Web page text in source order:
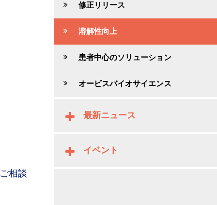
相談
修正リリース
溶解性向上
患者中心のソリューション
オービスバイオサイエンス
最新ニュース
イベント